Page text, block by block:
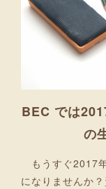
BEC では
の
もうすぐ2017
になりませんか